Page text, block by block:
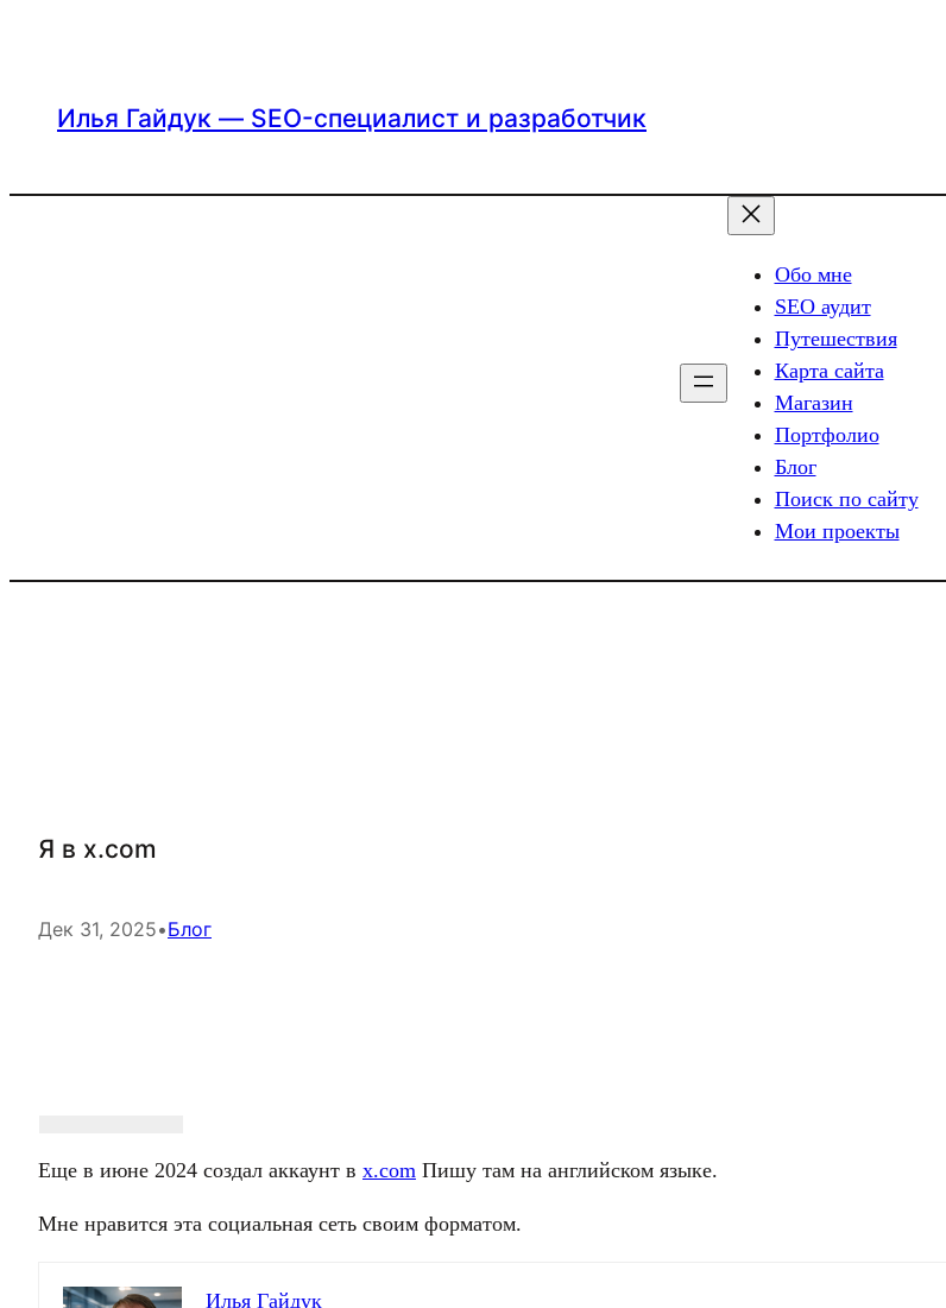
Илья Гайдук — SEO-специалист и разработчик
Обо мне
SEO аудит
Путешествия
Карта сайта
Магазин
Портфолио
Блог
Поиск по сайту
Мои проекты
Я в x.com
Дек 31, 2025•Блог
Еще в июне 2024 создал аккаунт в x.com Пишу там на английском языке.
Мне нравится эта социальная сеть своим форматом.
Илья Гайдук